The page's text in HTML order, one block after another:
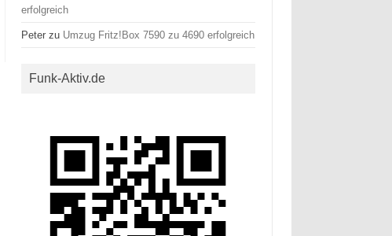
erfolgreich
Peter zu Umzug Fritz!Box 7590 zu 4690 erfolgreich
Funk-Aktiv.de